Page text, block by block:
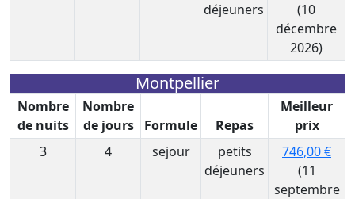
déjeuners
(10
décembre
2026)
Montpellier
Nombre
de nuits
Nombre
de jours
Formule Repas
Meilleur
prix
3
4 sejour
petits
déjeuners
746,00 €
(11
septembre